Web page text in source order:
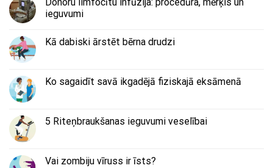
ieguvumi
Kā dabiski ārstēt bērna drudzi
Ko sagaidīt savā ikgadējā fiziskajā eksāmenā
5 Riteņbraukšanas ieguvumi veselībai
Vai zombiju vīruss ir īsts?